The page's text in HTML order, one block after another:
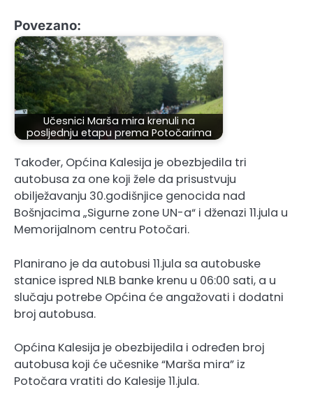
Povezano:
Učesnici Marša mira krenuli na
posljednju etapu prema Potočarima
Također, Općina Kalesija je obezbjedila tri
autobusa za one koji žele da prisustvuju
obilježavanju 30.godišnjice genocida nad
Bošnjacima „Sigurne zone UN-a“ i dženazi 11.jula u
Memorijalnom centru Potočari.
Planirano je da autobusi 11.jula sa autobuske
stanice ispred NLB banke krenu u 06:00 sati, a u
slučaju potrebe Općina će angažovati i dodatni
broj autobusa.
Općina Kalesija je obezbijedila i određen broj
autobusa koji će učesnike “Marša mira” iz
Potočara vratiti do Kalesije 11.jula.